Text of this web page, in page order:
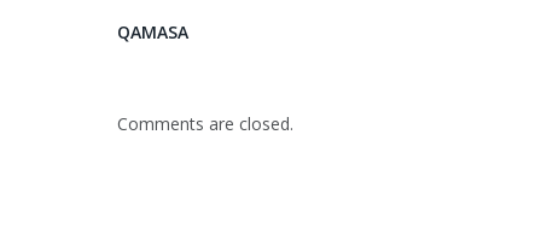
QAMASA
Comments are closed.